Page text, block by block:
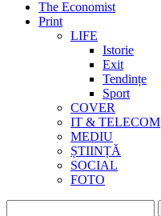
The Economist
Print
LIFE
Istorie
Exit
Tendințe
Sport
COVER
IT & TELECOM
MEDIU
ȘTIINȚĂ
SOCIAL
FOTO